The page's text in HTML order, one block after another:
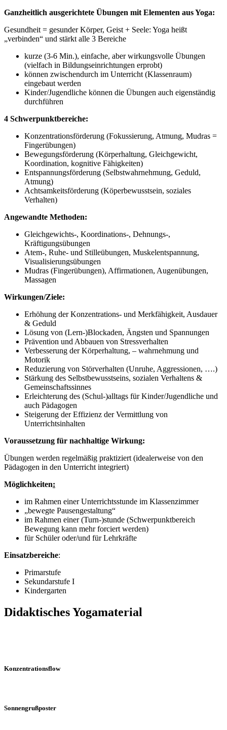
Ganzheitlich ausgerichtete Übungen mit Elementen aus Yoga:
Gesundheit = gesunder Körper, Geist + Seele: Yoga heißt
„verbinden“ und stärkt alle 3 Bereiche
kurze (3-6 Min.), einfache, aber wirkungsvolle Übungen
(vielfach in Bildungseinrichtungen erprobt)
können zwischendurch im Unterricht (Klassenraum)
eingebaut werden
Kinder/Jugendliche können die Übungen auch eigenständig
durchführen
4 Schwerpunktbereiche:
Konzentrationsförderung (Fokussierung, Atmung, Mudras =
Fingerübungen)
Bewegungsförderung (Körperhaltung, Gleichgewicht,
Koordination, kognitive Fähigkeiten)
Entspannungsförderung (Selbstwahrnehmung, Geduld,
Atmung)
Achtsamkeitsförderung (Köperbewusstsein, soziales
Verhalten)
Angewandte Methoden:
Gleichgewichts-, Koordinations-, Dehnungs-,
Kräftigungsübungen
Atem-, Ruhe- und Stilleübungen, Muskelentspannung,
Visualisierungsübungen
Mudras (Fingerübungen), Affirmationen, Augenübungen,
Massagen
Wirkungen/Ziele:
Erhöhung der Konzentrations- und Merkfähigkeit, Ausdauer
& Geduld
Lösung von (Lern-)Blockaden, Ängsten und Spannungen
Prävention und Abbauen von Stressverhalten
Verbesserung der Körperhaltung, – wahrnehmung und
Motorik
Reduzierung von Störverhalten (Unruhe, Aggressionen, ….)
Stärkung des Selbstbewusstseins, sozialen Verhaltens &
Gemeinschaftssinnes
Erleichterung des (Schul-)alltags für Kinder/Jugendliche und
auch Pädagogen
Steigerung der Effizienz der Vermittlung von
Unterrichtsinhalten
Voraussetzung für nachhaltige Wirkung:
Übungen werden regelmäßig praktiziert (idealerweise von den
Pädagogen in den Unterricht integriert)
Möglichkeiten:
im Rahmen einer Unterrichtsstunde im Klassenzimmer
„bewegte Pausengestaltung“
im Rahmen einer (Turn-)stunde (Schwerpunktbereich
Bewegung kann mehr forciert werden)
für Schüler oder/und für Lehrkräfte
Einsatzbereiche:
Primarstufe
Sekundarstufe I
Kindergarten
Didaktisches Yogamaterial
Konzentrationsflow
Sonnengrußposter